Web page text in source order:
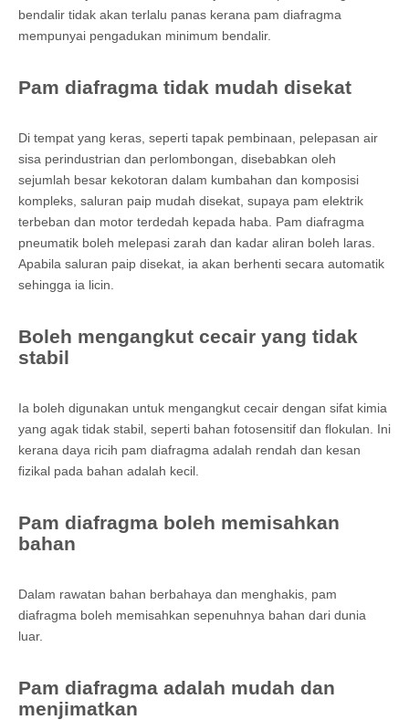
bendalir tidak akan terlalu panas kerana pam diafragma
mempunyai pengadukan minimum bendalir.
Pam diafragma tidak mudah disekat
Di tempat yang keras, seperti tapak pembinaan, pelepasan air
sisa perindustrian dan perlombongan, disebabkan oleh
sejumlah besar kekotoran dalam kumbahan dan komposisi
kompleks, saluran paip mudah disekat, supaya pam elektrik
terbeban dan motor terdedah kepada haba. Pam diafragma
pneumatik boleh melepasi zarah dan kadar aliran boleh laras.
Apabila saluran paip disekat, ia akan berhenti secara automatik
sehingga ia licin.
Boleh mengangkut cecair yang tidak
stabil
Ia boleh digunakan untuk mengangkut cecair dengan sifat kimia
yang agak tidak stabil, seperti bahan fotosensitif dan flokulan. Ini
kerana daya ricih pam diafragma adalah rendah dan kesan
fizikal pada bahan adalah kecil.
Pam diafragma boleh memisahkan
bahan
Dalam rawatan bahan berbahaya dan menghakis, pam
diafragma boleh memisahkan sepenuhnya bahan dari dunia
luar.
Pam diafragma adalah mudah dan
menjimatkan